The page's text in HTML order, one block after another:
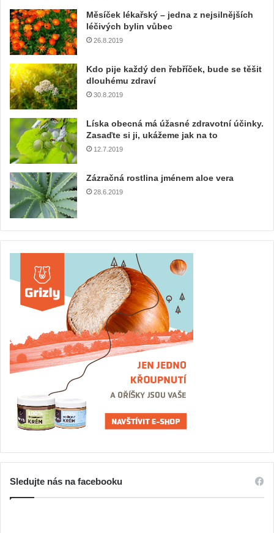
Měsíček lékařský – jedna z nejsilnějších
léčivých bylin vůbec
26.8.2019
Kdo pije každý den řebříček, bude se těšit
dlouhému zdraví
30.8.2019
Líska obecná má úžasné zdravotní účinky.
Zasaďte si ji, ukážeme jak na to
12.7.2019
Zázračná rostlina jménem aloe vera
28.6.2019
Sledujte nás na facebooku